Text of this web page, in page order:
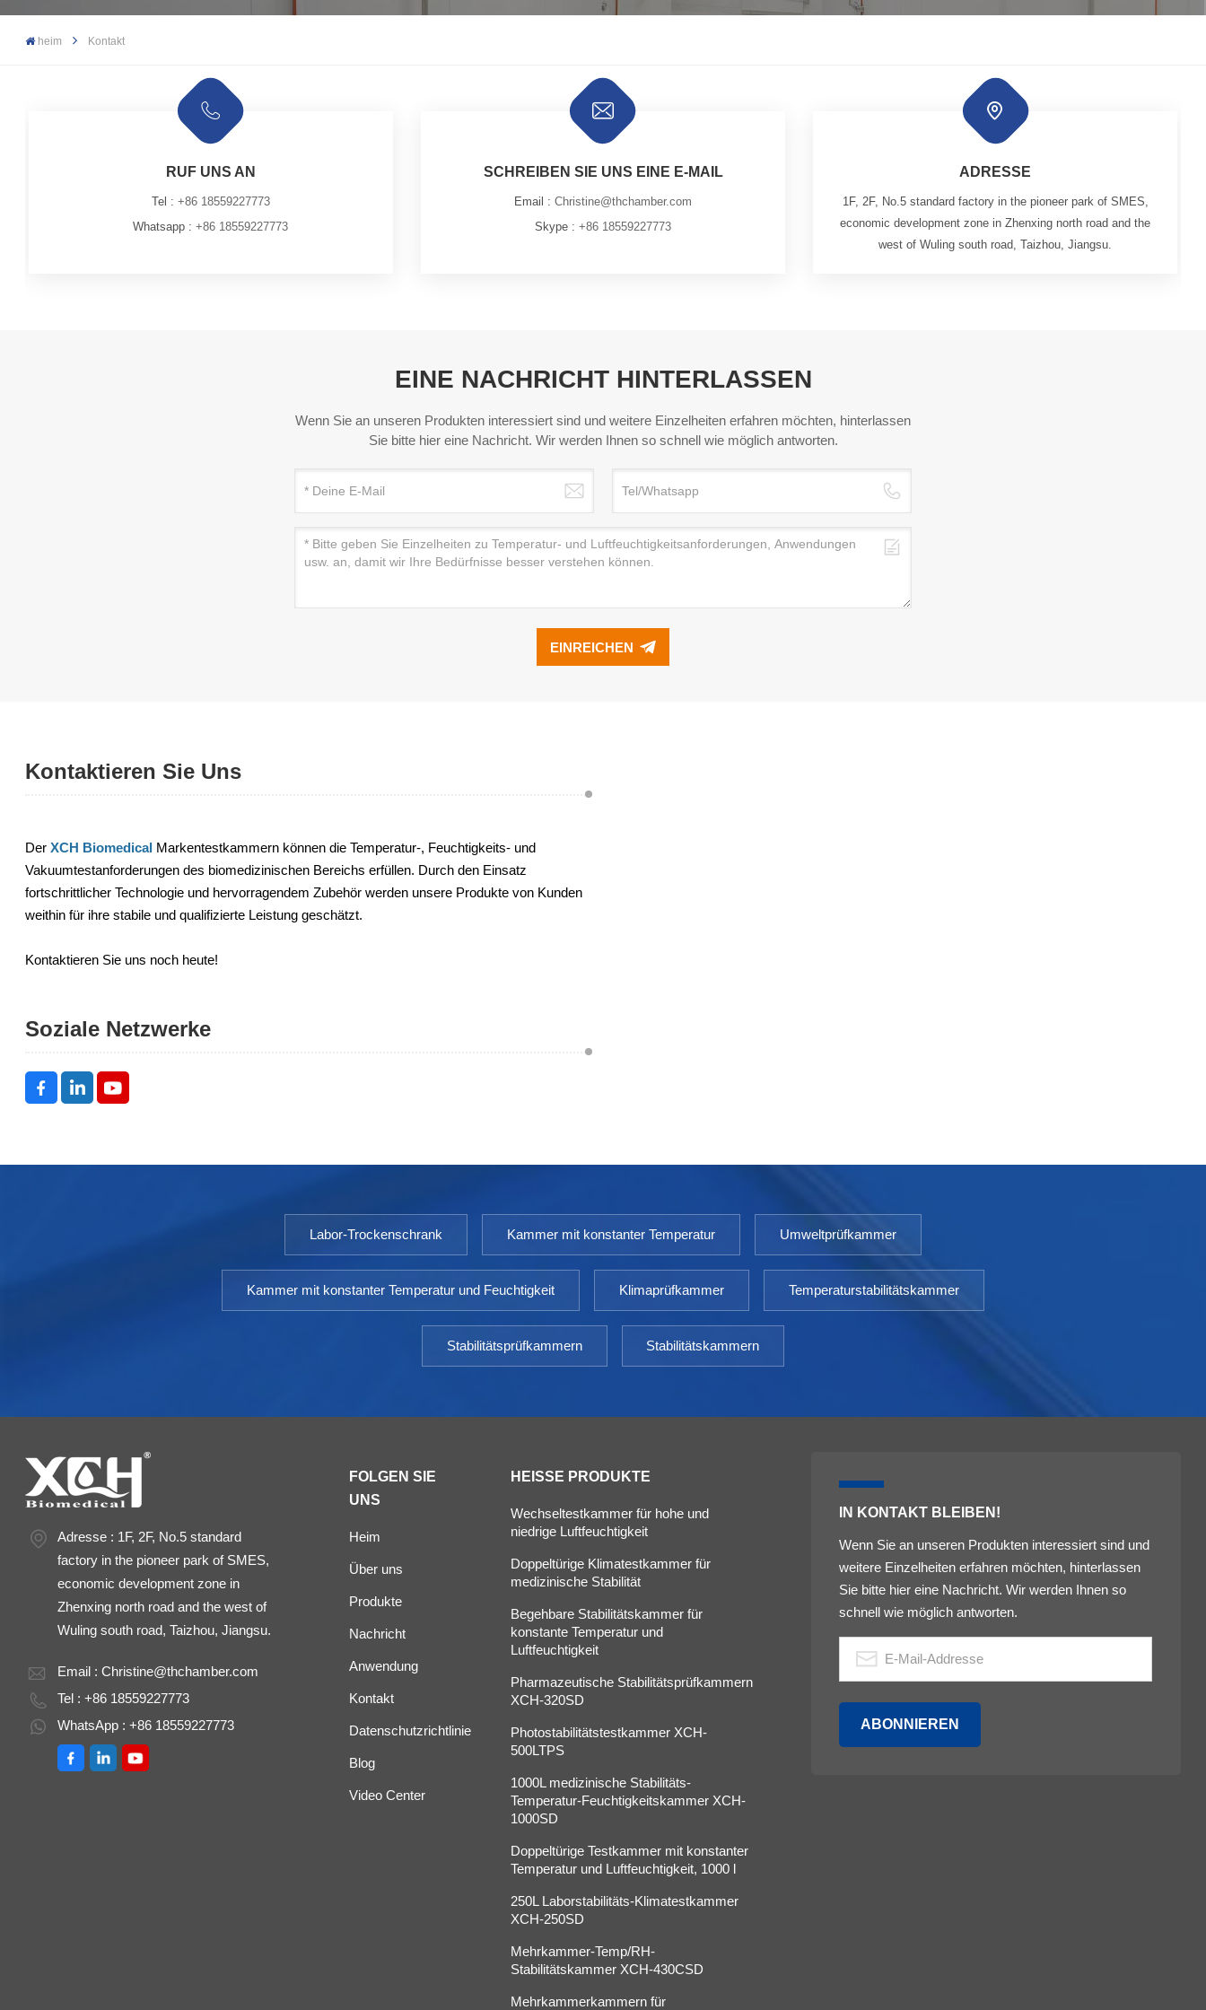
Melayu
Tiếng Việt
Indonesia
বাংলা
heim Kontakt
RUF UNS AN
Tel : +86 18559227773
Whatsapp :+86 18559227773
SCHREIBEN SIE UNS EINE E-MAIL
Email : Christine@thchamber.com
Skype : +86 18559227773
ADRESSE
1F, 2F, No.5 standard factory in the pioneer park of SMES,
economic development zone in Zhenxing north road and the
west of Wuling south road, Taizhou, Jiangsu.
EINE NACHRICHT HINTERLASSEN
Wenn Sie an unseren Produkten interessiert sind und weitere Einzelheiten erfahren möchten, hinterlassen
Sie bitte hier eine Nachricht. Wir werden Ihnen so schnell wie möglich antworten.
EINREICHEN
Kontaktieren Sie Uns
DerXCH Biomedical Markentestkammern können die Temperatur-, Feuchtigkeits- und
Vakuumtestanforderungen des biomedizinischen Bereichs erfüllen. Durch den Einsatz
fortschrittlicher Technologie und hervorragendem Zubehör werden unsere Produkte von Kunden
weithin für ihre stabile und qualifizierte Leistung geschätzt.
Kontaktieren Sie uns noch heute!
Soziale Netzwerke
Labor-Trockenschrank Kammer mit konstanter Temperatur Umweltprüfkammer
Kammer mit konstanter Temperatur und Feuchtigkeit Klimaprüfkammer Temperaturstabilitätskammer
Stabilitätsprüfkammern Stabilitätskammern
Adresse : 1F, 2F, No.5 standard
factory in the pioneer park of SMES,
economic development zone in
Zhenxing north road and the west of
Wuling south road, Taizhou, Jiangsu.
Email :Christine@thchamber.com
Tel : +86 18559227773
WhatsApp : +86 18559227773
FOLGEN SIE
UNS
Heim
Über uns
Produkte
Nachricht
Anwendung
Kontakt
Datenschutzrichtlinie
Blog
Video Center
HEISSE PRODUKTE
Wechseltestkammer für hohe und
niedrige Luftfeuchtigkeit
Doppeltürige Klimatestkammer für
medizinische Stabilität
Begehbare Stabilitätskammer für
konstante Temperatur und
Luftfeuchtigkeit
Pharmazeutische Stabilitätsprüfkammern
XCH-320SD
Photostabilitätstestkammer XCH-
500LTPS
1000L medizinische Stabilitäts-
Temperatur-Feuchtigkeitskammer XCH-
1000SD
Doppeltürige Testkammer mit konstanter
Temperatur und Luftfeuchtigkeit, 1000 l
250L Laborstabilitäts-Klimatestkammer
XCH-250SD
Mehrkammer-Temp/RH-
Stabilitätskammer XCH-430CSD
Mehrkammerkammern für
IN KONTAKT BLEIBEN!
Wenn Sie an unseren Produkten interessiert sind und
weitere Einzelheiten erfahren möchten, hinterlassen
Sie bitte hier eine Nachricht. Wir werden Ihnen so
schnell wie möglich antworten.